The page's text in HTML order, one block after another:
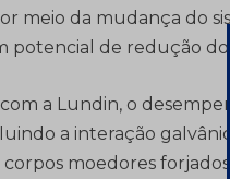
meio da mudança do
potencial de redução
a Lundin, o
a interação
corpos moedores